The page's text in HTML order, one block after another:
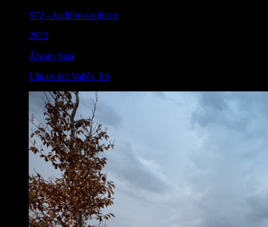
S72 - Auditório público
2022
Álvaro Siza
Llinars del Vallès, ES